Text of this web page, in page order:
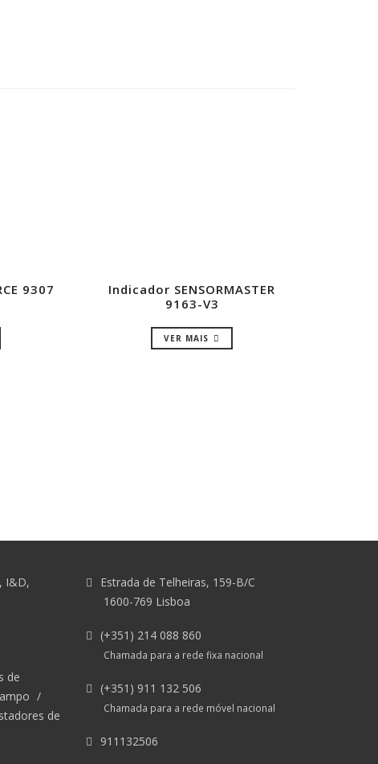
9307
Indicador SENSORMASTER
9163-V3
VER MAIS
I&D,
de
/
de
Estrada de Telheiras, 159-B/C
1600-769 Lisboa
(+351) 214 088 860
Chamada para a rede fixa nacional
(+351) 911 132 506
Chamada para a rede móvel nacional
911132506